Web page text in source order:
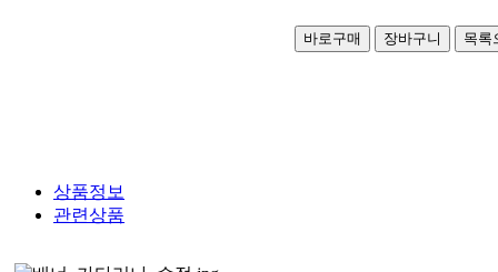
상품정보
관련상품